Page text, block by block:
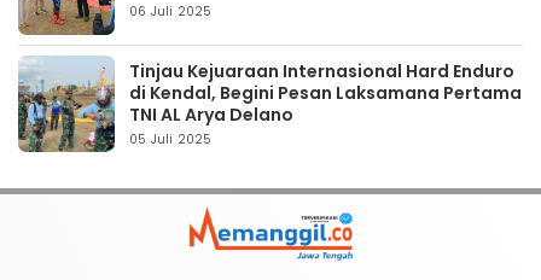
06 Juli 2025
Tinjau Kejuaraan Internasional Hard Enduro
di Kendal, Begini Pesan Laksamana Pertama
TNI AL Arya Delano
05 Juli 2025